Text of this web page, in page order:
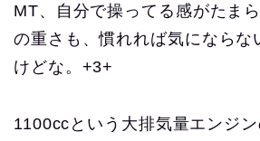
MT、自分で操ってる感がたま
の重さも、慣れれば気にならな
けどな。+3+
1100ccという大排気量エンジ